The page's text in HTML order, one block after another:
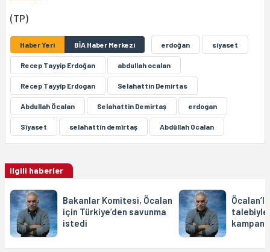
(TP)
Haber Yeri BİA Haber Merkezi erdoğan siyaset
Recep Tayyip Erdoğan abdullah ocalan
Recep Tayyîp Erdogan Selahattin Demirtas
Abdullah Öcalan Selahattin Demirtaş erdogan
Sîyaset selahattîn demîrtaş Abdûllah Ocalan
ilgili haberler
Bakanlar Komitesi, Öcalan
için Türkiye’den savunma
istedi
talebiyle